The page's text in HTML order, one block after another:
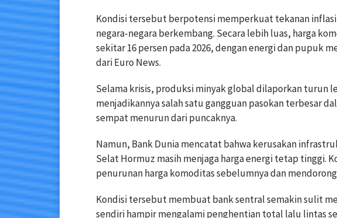
Kondisi tersebut berpotensi memperkuat tekanan
negara-negara berkembang. Secara lebih luas, harga
sekitar 16 persen pada 2026, dengan energi dan pupuk
dari Euro News.
Selama krisis, produksi minyak global dilaporkan turun
menjadikannya salah satu gangguan pasokan terbesar
sempat menurun dari puncaknya.
Namun, Bank Dunia mencatat bahwa kerusakan
Selat Hormuz masih menjaga harga energi tetap tinggi.
penurunan harga komoditas sebelumnya dan
Kondisi tersebut membuat bank sentral semakin sulit
sendiri hampir mengalami penghentian total lalu lintas